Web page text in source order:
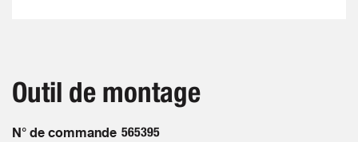
beginning
of
images
Outil de montage
N° de commande 565395